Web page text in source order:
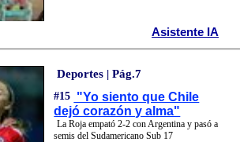
Asistente IA
Deportes | Pág.7
#15 "Yo siento que Chile
dejó corazón y alma"
La Roja empató 2-2 con Argentina y pasó a
semis del Sudamericano Sub 17